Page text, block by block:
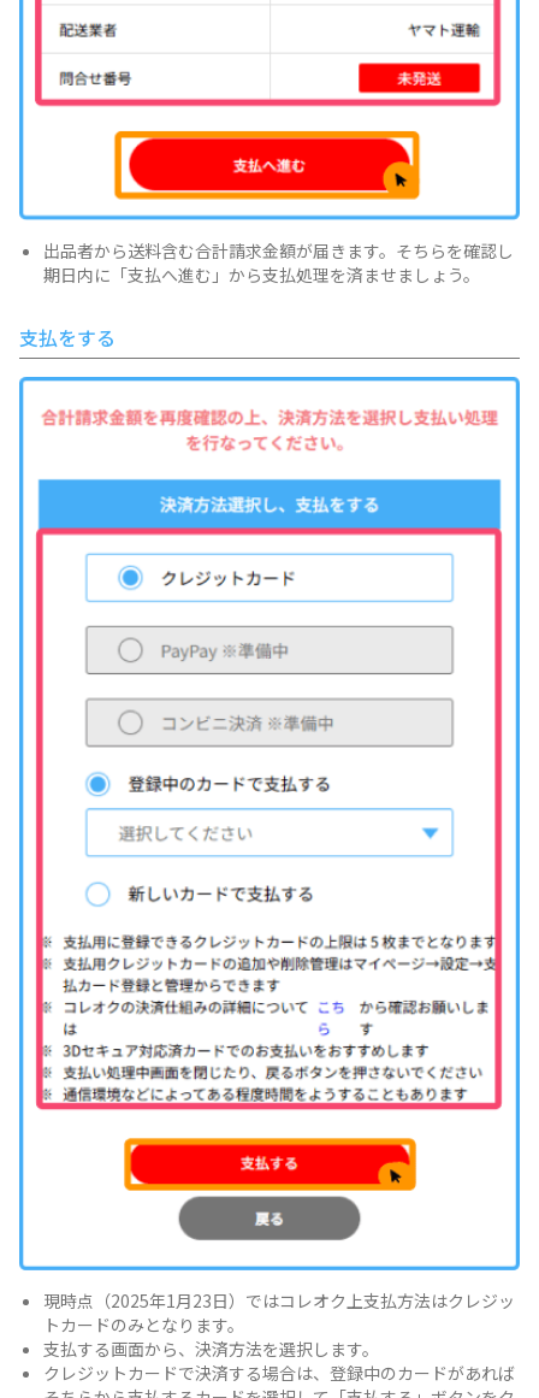
出品者から送料含む合計請求金額が届きます。そちらを確認し
期日内に「支払へ進む」から支払処理を済ませましょう。
支払をする
現時点（2025年1月23日）ではコレオク上支払方法はクレジッ
トカードのみとなります。
支払する画面から、決済方法を選択します。
クレジットカードで決済する場合は、登録中のカードがあれば